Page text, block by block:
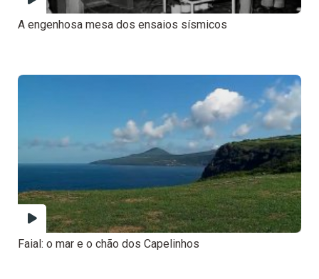
A engenhosa mesa dos ensaios sísmicos
Faial: o mar e o chão dos Capelinhos